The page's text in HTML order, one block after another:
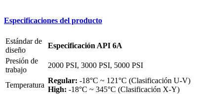
Especificaciones del producto
Estándar de
diseño
Especificación API 6A
Presión de
trabajo
2000 PSI, 3000 PSI, 5000 PSI
Temperatura
Regular: -18°C ~ 121°C (Clasificación U-V)
High: -18°C ~ 345°C (Clasificación X-Y)